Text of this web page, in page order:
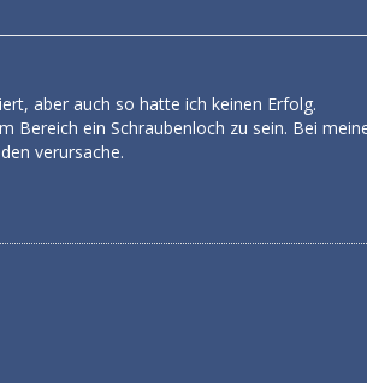
aber auch so hatte ich keinen Erfolg.
Bereich ein Schraubenloch zu sein. Bei
verursache.